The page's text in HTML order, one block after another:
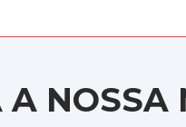
A NOSSA